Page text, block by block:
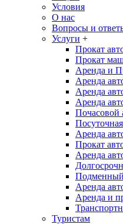
Условия
О нас
Вопросы и
Услуги +
Прокат
Прокат
Аренда и
Аренда
Аренда
Аренда
Почасовой
Аренда
Прокат
Аренда
Подменный
Аренда
Аренда и
Туристам